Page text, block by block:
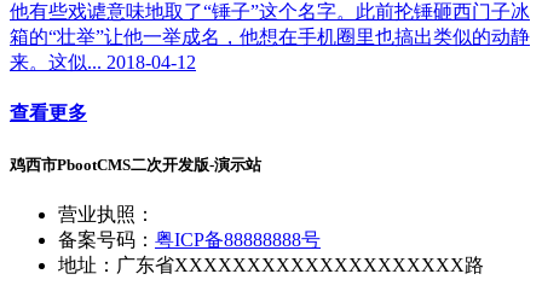
他有些戏谑意味地取了“锤子”这个名字。此前抡锤砸西门子冰
箱的“壮举”让他一举成名，他想在手机圈里也搞出类似的动静
来。这似... 2018-04-12
查看更多
鸡西市PbootCMS二次开发版-演示站
营业执照：
备案号码： 粤ICP备88888888号
地址：广东省XXXXXXXXXXXXXXXXXXXX路